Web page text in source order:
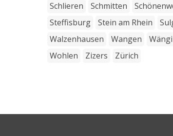
Schlieren
Schmitten
Steffisburg
Stein am Rhein
Walzenhausen
Wangen Wängi
Wohlen
Zizers Zürich